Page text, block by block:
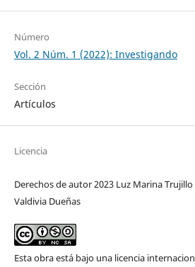
Número
Vol. 2 Núm. 1 (2022): Investigando
Sección
Artículos
Licencia
Derechos de autor 2023 Luz Marina
Valdivia Dueñas
Esta obra está bajo una licencia